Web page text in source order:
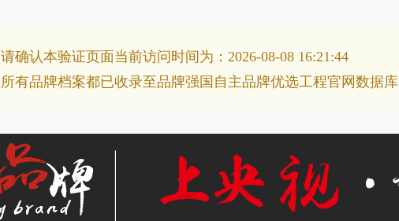
请确认本验证页面当前访问时间为：2026-08-08 16:21:44
所有品牌档案都已收录至品牌强国自主品牌优选工程官网数据库